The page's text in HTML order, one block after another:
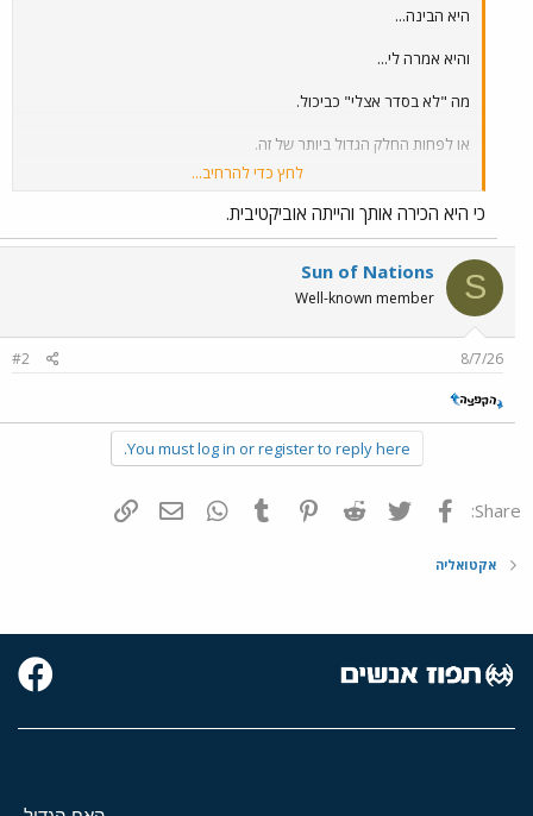
היא הבינה...
והיא אמרה לי...
מה "לא בסדר אצלי" כביכול.
או לפחות החלק הגדול ביותר של זה.
חלק שהוא אמיתי.
לחץ כדי להרחיב...
כי היא הכירה אותך והייתה אוביקטיבית.
S
Sun of Nations
Well-known member
8/7/26
#2
You must log in or register to reply here.
Share: פייסבוק Twitter
Reddit
Pinterest
Tumblr
WhatsAppדואר אלקטרוני
אקטואליה